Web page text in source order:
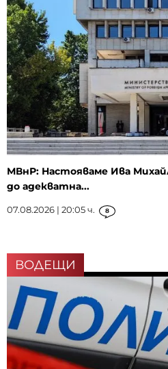
МВнР: Настояваме Ива
до адекватна...
07.08.2026 | 20:05 ч. 8
ВОДЕЩИ